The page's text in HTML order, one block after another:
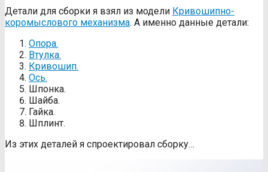
Детали для сборки я взял из модели Кривошипно-
коромыслового механизма. А именно данные детали:
Опора.
Втулка.
Кривошип.
Ось.
Шпонка.
Шайба.
Гайка.
Шплинт.
Из этих деталей я спроектировал сборку…